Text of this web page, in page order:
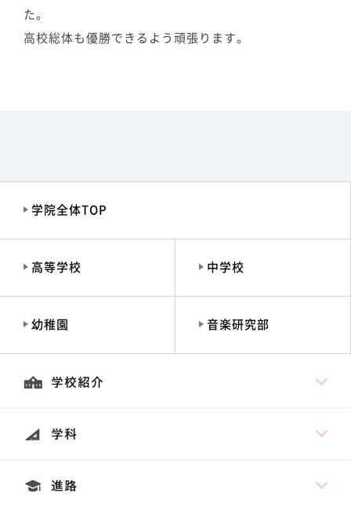
た。
高校総体も優勝できるよう頑張ります。
学院全体TOP
高等学校 中学校
幼稚園 音楽研究部
学校紹介
学科
進路